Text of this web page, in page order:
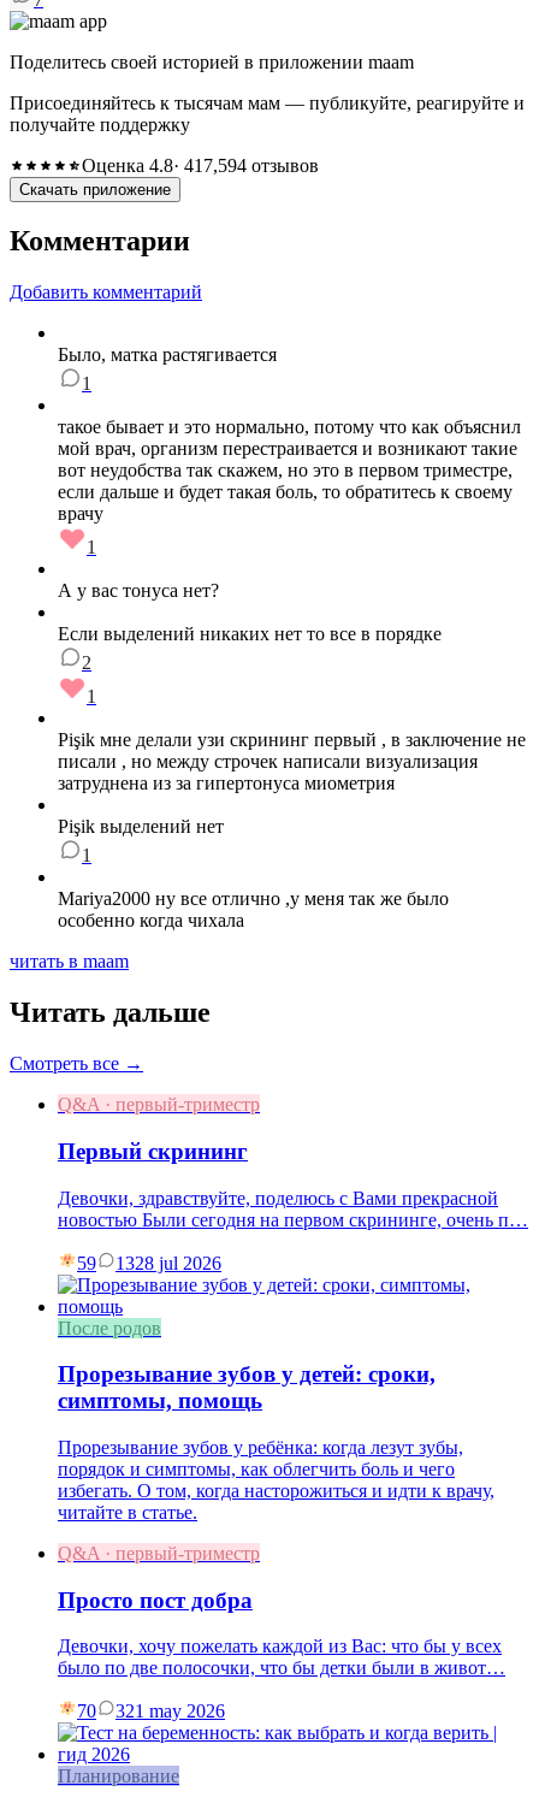
Поделитесь своей историей в приложении maam
Присоединяйтесь к тысячам мам — публикуйте, реагируйте и
получайте поддержку
Оценка 4.8· 417,594 отзывов
Скачать приложение
Комментарии
Добавить комментарий
Было, матка растягивается
1
такое бывает и это нормально, потому что как объяснил
мой врач, организм перестраивается и возникают такие
вот неудобства так скажем, но это в первом триместре,
если дальше и будет такая боль, то обратитесь к своему
врачу
1
А у вас тонуса нет?
Если выделений никаких нет то все в порядке
2
1
Pişik мне делали узи скрининг первый , в заключение не
писали , но между строчек написали визуализация
затруднена из за гипертонуса миометрия
Pişik выделений нет
1
Mariya2000 ну все отлично ,у меня так же было
особенно когда чихала
читать в maam
Читать дальше
Смотреть все →
Q&A · первый-триместр
Первый скрининг
Девочки, здравствуйте, поделюсь с Вами прекрасной
новостью Были сегодня на первом скрининге, очень п…
59 1328 jul 2026
После родов
Прорезывание зубов у детей: сроки,
симптомы, помощь
Прорезывание зубов у ребёнка: когда лезут зубы,
порядок и симптомы, как облегчить боль и чего
избегать. О том, когда насторожиться и идти к врачу,
читайте в статье.
Q&A · первый-триместр
Просто пост добра
Девочки, хочу пожелать каждой из Вас: что бы у всех
было по две полосочки, что бы детки были в живот…
70 321 may 2026
Планирование